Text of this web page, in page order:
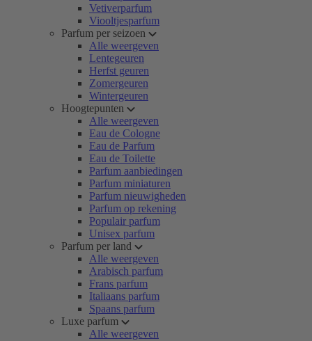
Vetiverparfum
Viooltjesparfum
Parfum per seizoen
Alle weergeven
Lentegeuren
Herfst geuren
Zomergeuren
Wintergeuren
Hoogtepunten
Alle weergeven
Eau de Cologne
Eau de Parfum
Eau de Toilette
Parfum aanbiedingen
Parfum miniaturen
Parfum nieuwigheden
Parfum op rekening
Populair parfum
Unisex parfum
Parfum per land
Alle weergeven
Arabisch parfum
Frans parfum
Italiaans parfum
Spaans parfum
Luxe parfum
Alle weergeven